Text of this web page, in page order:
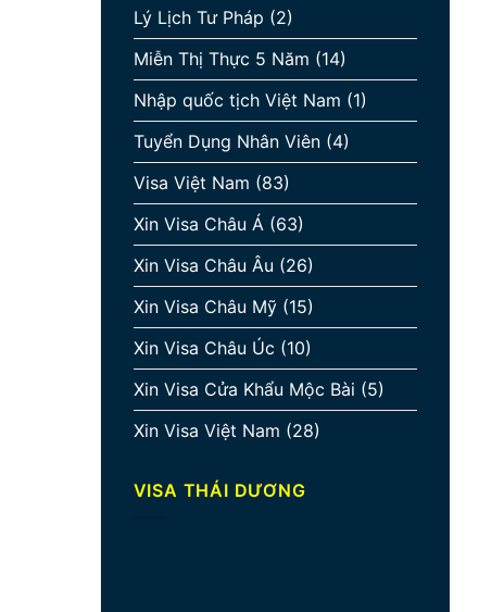
Lý Lịch Tư Pháp (2)
Miễn Thị Thực 5 Năm (14)
Nhập quốc tịch Việt Nam (1)
Tuyển Dụng Nhân Viên(4)
Visa Việt Nam (83)
Xin Visa Châu Á(63)
Xin Visa Châu Âu (26)
Xin Visa Châu Mỹ(15)
Xin Visa Châu Úc (10)
Xin Visa Cửa Khẩu Mộc Bài (5)
Xin Visa Việt Nam (28)
VISA THÁI DƯƠNG